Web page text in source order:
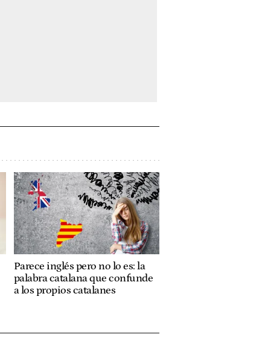
Parece inglés pero no lo es: la
palabra catalana que confunde
a los propios catalanes